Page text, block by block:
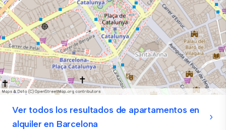
Ver todos los resultados de apartamentos en
alquiler en Barcelona